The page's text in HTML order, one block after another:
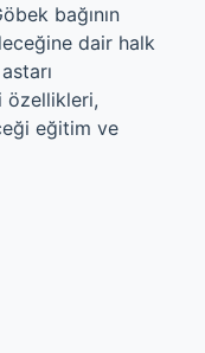
bağının
dair halk
özellikleri,
eğitim ve